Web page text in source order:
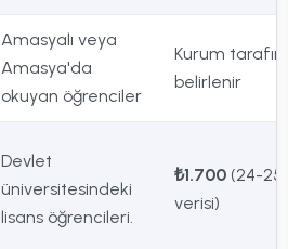
Amasyalı veya
Amasya'da
okuyan öğrenciler
Kurum
belirlenir
Devlet
üniversitesindeki
lisans öğrencileri.
₺1.700 (24-25
verisi)